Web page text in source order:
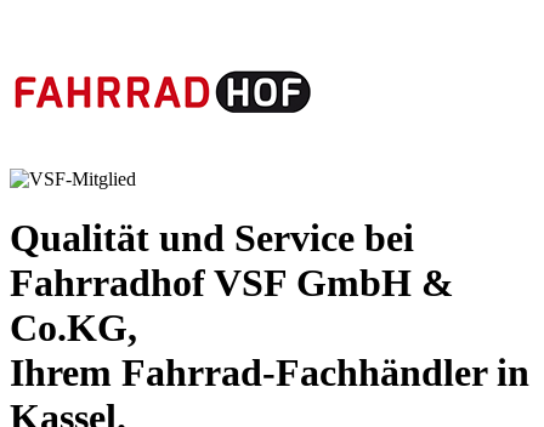
Qualität und Service bei
Fahrradhof VSF GmbH &
Co.KG,
Ihrem Fahrrad-Fachhändler in
Kassel.